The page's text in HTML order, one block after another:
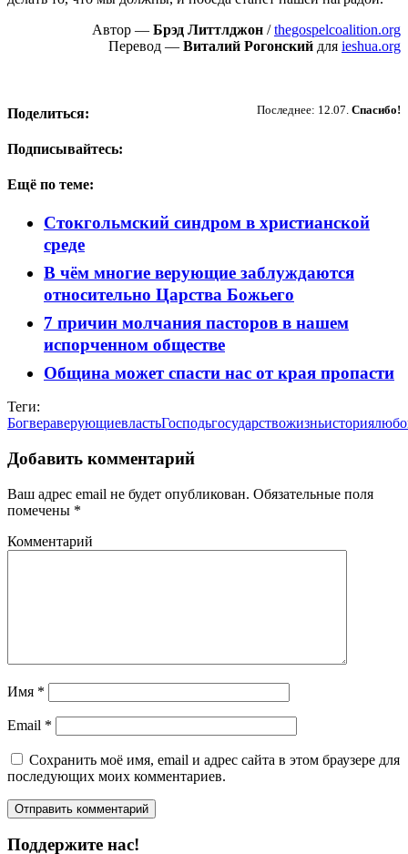
Автор — Брэд Литтлджон /thegospelcoalition.org
Перевод — Виталий Рогонский для ieshua.org
Последнее: 12.07. Спасибо!
Поделиться:
Подписывайтесь:
Ещё по теме:
Стокгольмский синдром в христианской
среде
В чём многие верующие заблуждаются
относительно Царства Божьего
7 причин молчания пасторов в нашем
испорченном обществе
Община может спасти нас от края пропасти
Теги:
БогвераверующиевластьГосподьгосударствожизньистория
Добавить комментарий
Ваш адрес email не будет опубликован. Обязательные поля
помечены *
Комментарий
Имя *
Email *
Сохранить моё имя, email и адрес сайта в этом браузере для
последующих моих комментариев.
Поддержите нас!